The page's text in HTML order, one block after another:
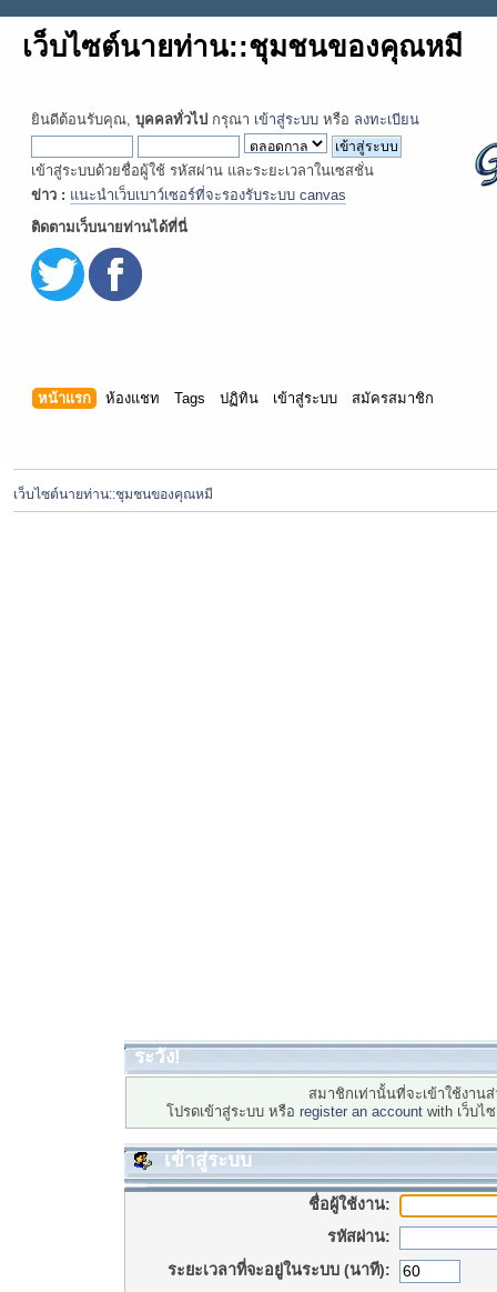
เว็บไซต์นายท่าน::ชุมชนของคุณหมี
ยินดีต้อนรับคุณ, บุคคลทั่วไป กรุณา เข้าสู่ระบบ หรือ ลงทะเบียน
เข้าสู่ระบบด้วยชื่อผู้ใช้ รหัสผ่าน และระยะเวลาในเซสชั่น
ข่าว : แนะนำเว็บเบาว์เซอร์ที่จะรองรับระบบ canvas
ติดตามเว็บนายท่านได้ที่นี่
หน้าแรก ห้องแชท Tags ปฏิทิน เข้าสู่ระบบ สมัครสมาชิก
เว็บไซต์นายท่าน::ชุมชนของคุณหมี
ระวัง!
สมาชิกเท่านั้นที่จะเข้าใช้งาน
โปรดเข้าสู่ระบบ หรือ register an account with เว็บ
เข้าสู่ระบบ
ชื่อผู้ใช้งาน:
รหัสผ่าน:
ระยะเวลาที่จะอยู่ในระบบ (นาที):